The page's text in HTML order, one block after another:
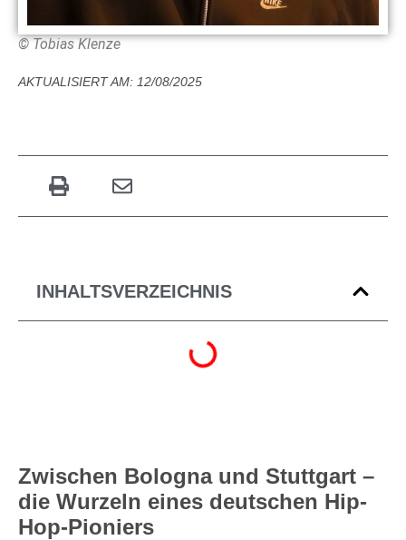
© Tobias Klenze
AKTUALISIERT AM: 12/08/2025
INHALTSVERZEICHNIS
Zwischen Bologna und Stuttgart –
die Wurzeln eines deutschen Hip-
Hop-Pioniers